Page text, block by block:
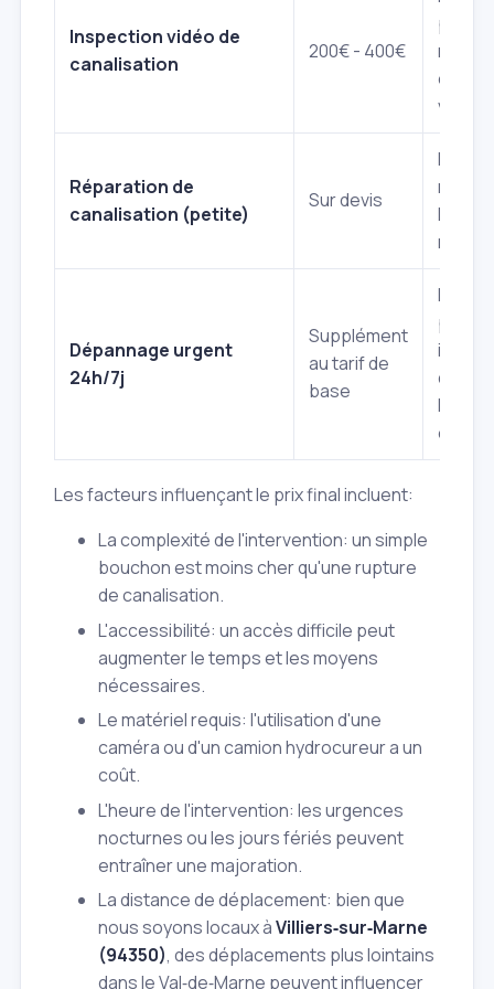
Inspection vidéo de
canalisation
200€ - 400€
précis
vidéo.
Réparation de
canalisation (petite)
Sur devis
Dépannage urgent
24h/7j
Supplément
au tarif de
base
pour
Les facteurs influençant le prix final incluent:
La complexité de l'intervention: un simple
bouchon est moins cher qu'une rupture
de canalisation.
L'accessibilité: un accès difficile peut
augmenter le temps et les moyens
nécessaires.
Le matériel requis: l'utilisation d'une
caméra ou d'un camion hydrocureur a un
coût.
L'heure de l'intervention: les urgences
nocturnes ou les jours fériés peuvent
entraîner une majoration.
La distance de déplacement: bien que
nous soyons locaux àVilliers‑sur‑Marne
(94350), des déplacements plus lointains
dans le Val‑de‑Marne peuvent influencer